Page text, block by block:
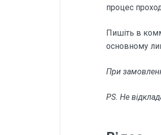
процес
Пишіть в
основному
При
PS. Не